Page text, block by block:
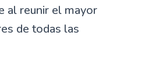
al reunir el mayor
de todas las